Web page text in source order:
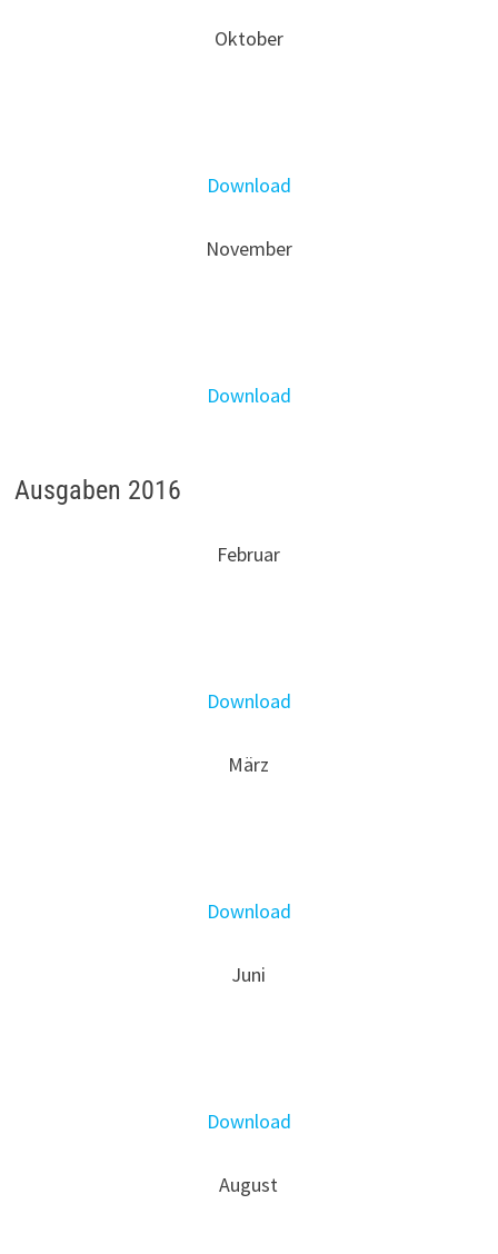
Oktober
Download
November
Download
Ausgaben 2016
Februar
Download
März
Download
Juni
Download
August